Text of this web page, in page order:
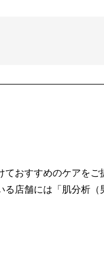
おすすめのケアをご
店舗には「肌分析（